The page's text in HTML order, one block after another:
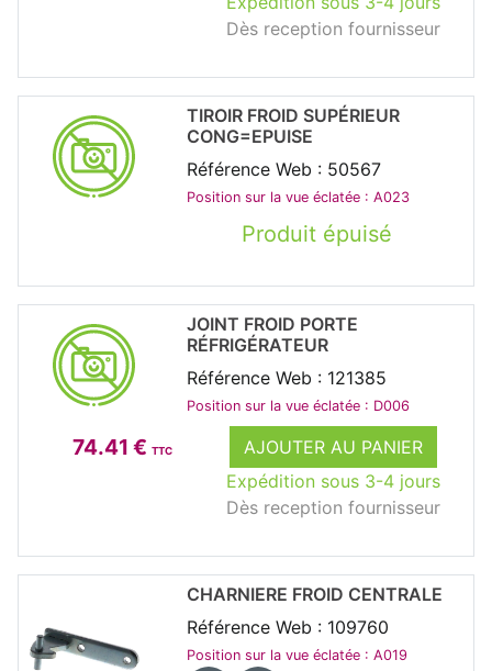
Dès reception fournisseur
Produit épuisé
TIROIR FROID SUPÉRIEUR
CONG=EPUISE
Référence Web : 50567
Position sur la vue éclatée : A023
74.41 € TTC
AJOUTER AU PANIER
Expédition sous 3-4 jours
Dès reception fournisseur
JOINT FROID PORTE
RÉFRIGÉRATEUR
Référence Web : 121385
Position sur la vue éclatée : D006
CHARNIERE FROID CENTRALE
Référence Web : 109760
Position sur la vue éclatée : A019